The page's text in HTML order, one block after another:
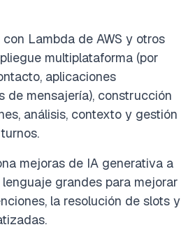
Lambda de AWS y otros
multiplataforma (por
aplicaciones
de mensajería), construcción
análisis, contexto y gestión
mejoras de IA generativa a
grandes para mejorar
la resolución de slots y